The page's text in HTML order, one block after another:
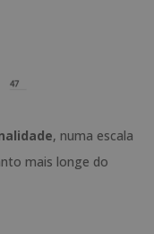
, numa escala
mais longe do